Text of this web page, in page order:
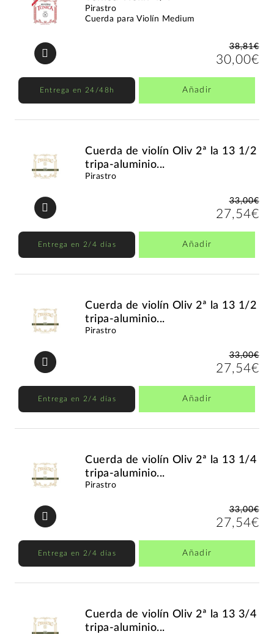
Pirastro
Cuerda para Violín Medium
38,81€
30,00€
Entrega en 24/48h Añadir
Cuerda de violín Oliv 2ª la 13 1/2
tripa-aluminio...
Pirastro
33,00€
27,54€
Entrega en 2/4 días Añadir
Cuerda de violín Oliv 2ª la 13 1/2
tripa-aluminio...
Pirastro
33,00€
27,54€
Entrega en 2/4 días Añadir
Cuerda de violín Oliv 2ª la 13 1/4
tripa-aluminio...
Pirastro
33,00€
27,54€
Entrega en 2/4 días Añadir
Cuerda de violín Oliv 2ª la 13 3/4
tripa-aluminio...